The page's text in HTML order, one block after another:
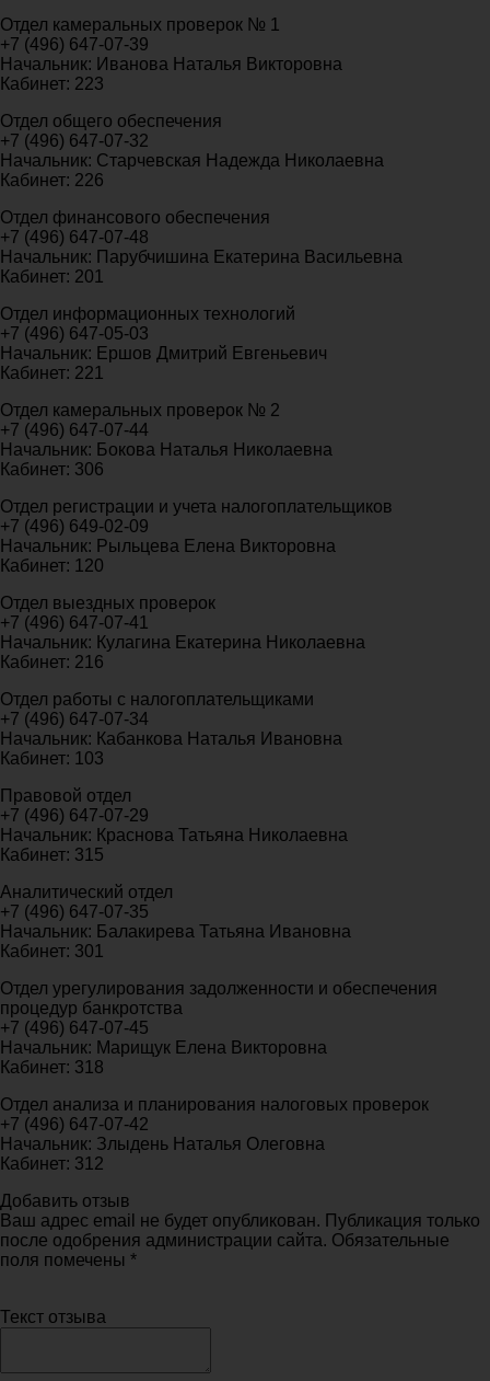
Отдел камеральных проверок № 1
+7 (496) 647-07-39
Начальник: Иванова Наталья Викторовна
Кабинет: 223
Отдел общего обеспечения
+7 (496) 647-07-32
Начальник: Старчевская Надежда Николаевна
Кабинет: 226
Отдел финансового обеспечения
+7 (496) 647-07-48
Начальник: Парубчишина Екатерина Васильевна
Кабинет: 201
Отдел информационных технологий
+7 (496) 647-05-03
Начальник: Ершов Дмитрий Евгеньевич
Кабинет: 221
Отдел камеральных проверок № 2
+7 (496) 647-07-44
Начальник: Бокова Наталья Николаевна
Кабинет: 306
Отдел регистрации и учета налогоплательщиков
+7 (496) 649-02-09
Начальник: Рыльцева Елена Викторовна
Кабинет: 120
Отдел выездных проверок
+7 (496) 647-07-41
Начальник: Кулагина Екатерина Николаевна
Кабинет: 216
Отдел работы с налогоплательщиками
+7 (496) 647-07-34
Начальник: Кабанкова Наталья Ивановна
Кабинет: 103
Правовой отдел
+7 (496) 647-07-29
Начальник: Краснова Татьяна Николаевна
Кабинет: 315
Аналитический отдел
+7 (496) 647-07-35
Начальник: Балакирева Татьяна Ивановна
Кабинет: 301
Отдел урегулирования задолженности и обеспечения
процедур банкротства
+7 (496) 647-07-45
Начальник: Марищук Елена Викторовна
Кабинет: 318
Отдел анализа и планирования налоговых проверок
+7 (496) 647-07-42
Начальник: Злыдень Наталья Олеговна
Кабинет: 312
Добавить отзыв
Ваш адрес email не будет опубликован. Публикация только
после одобрения администрации сайта. Обязательные
поля помечены *
Текст отзыва